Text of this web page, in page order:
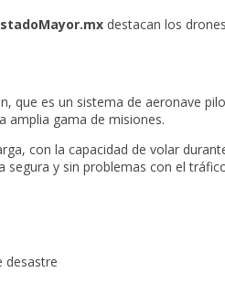
destacan los
que es un sistema de aeronave
amplia gama de misiones.
con la capacidad de volar
y sin problemas con el
desastre